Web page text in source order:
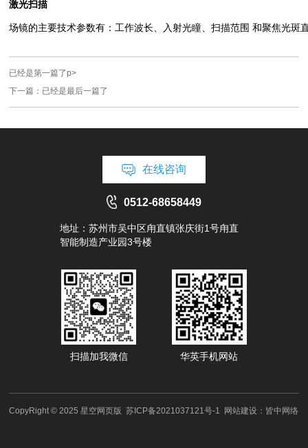
激光扫描
场镜的主要技术参数有：工作波长、入射光瞳、扫描范围 和聚焦光
已经是第一篇了p>
下一篇：已经是最后一篇了
在线咨询
0512-68658449
地址：苏州市吴中区甪直镇张庆街1号甪直
智能制造产业园3号楼
扫描加我微信 华英手机网站
CopyRight © 2025 星空网页版苏ICP备2021037121号-1 网站建设： 皆中网络